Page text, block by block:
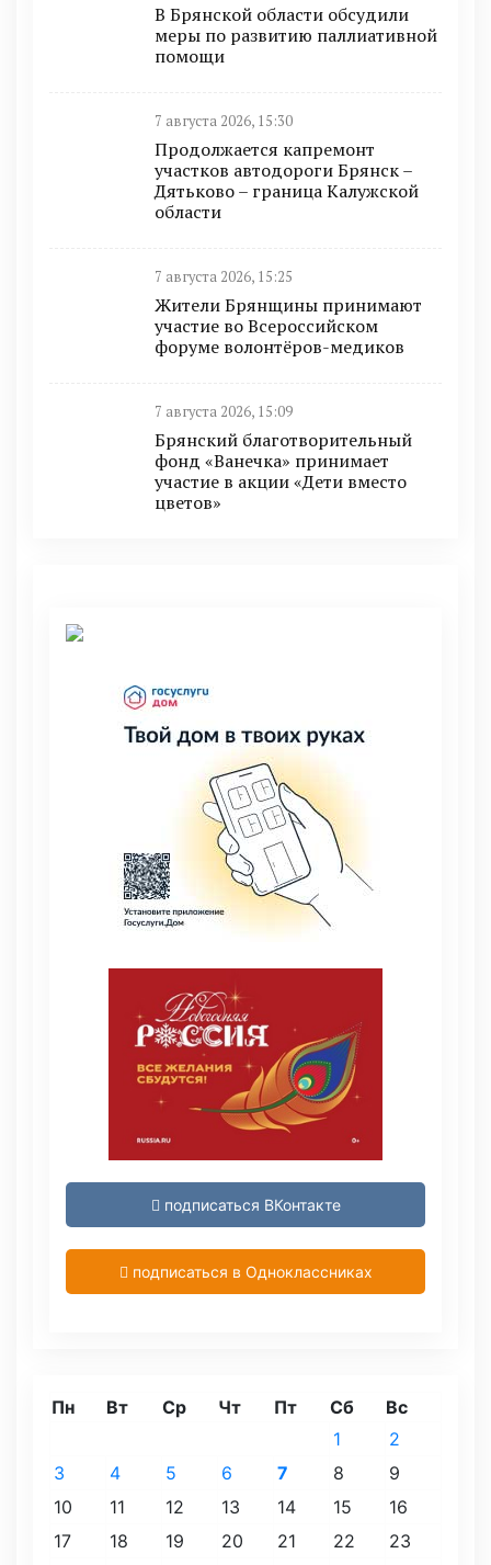
В Брянской области обсудили
меры по развитию паллиативной
помощи
7 августа 2026, 15:30
Продолжается капремонт
участков автодороги Брянск –
Дятьково – граница Калужской
области
7 августа 2026, 15:25
Жители Брянщины принимают
участие во Всероссийском
форуме волонтёров-медиков
7 августа 2026, 15:09
Брянский благотворительный
фонд «Ванечка» принимает
участие в акции «Дети вместо
цветов»
подписаться ВКонтакте
подписаться в Одноклассниках
Пн Вт Ср Чт Пт Сб
Вс
1
2
3
4 5 6 7 8
9
10
11 12 13 14 15
16
17
18 19 20 21 22
23